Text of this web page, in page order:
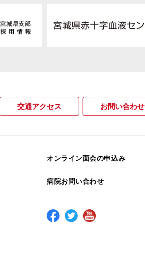
交通アクセス お問い合わせ
オンライン面会の申込み
病院お問い合わせ